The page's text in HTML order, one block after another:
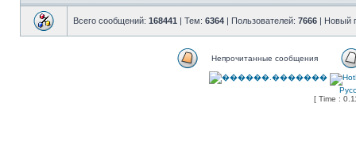
Всего сообщений: 168441 | Тем: 6364 | Пользователей: 7666 | Новый
Непрочитанные сообщения
[ Time :